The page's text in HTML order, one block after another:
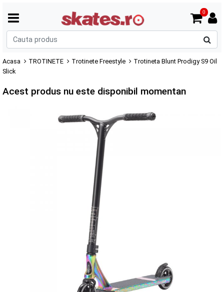
0
Acasa TROTINETE Trotinete Freestyle
Trotineta Blunt Prodigy S9 Oil
Slick
Acest produs nu este disponibil momentan